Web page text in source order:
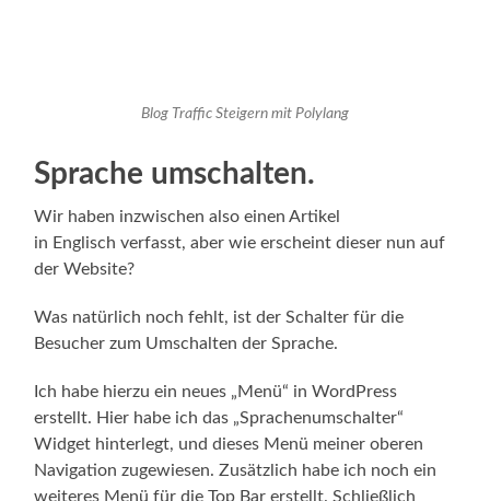
Blog Traffic Steigern mit Polylang
Sprache umschalten.
Wir haben inzwischen also einen Artikel
in Englisch verfasst, aber wie erscheint dieser nun auf
der Website?
Was natürlich noch fehlt, ist der Schalter für die
Besucher zum Umschalten der Sprache.
Ich habe hierzu ein neues „Menü“ in WordPress
erstellt. Hier habe ich das „Sprachenumschalter“
Widget hinterlegt, und dieses Menü meiner oberen
Navigation zugewiesen. Zusätzlich habe ich noch ein
weiteres Menü für die Top Bar erstellt. Schließlich